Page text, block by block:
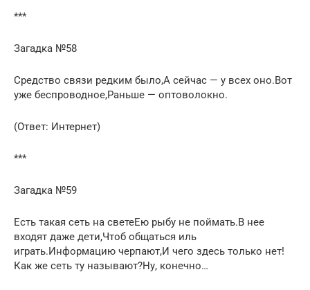
***
Загадка №58
Средство связи редким было,А сейчас — у всех оно.Вот
уже беспроводное,Раньше — оптоволокно.
(Ответ: Интернет)
***
Загадка №59
Есть такая сеть на светеЕю рыбу не поймать.В нее
входят даже дети,Чтоб общаться иль
играть.Информацию черпают,И чего здесь только нет!
Как же сеть ту называют?Ну, конечно…